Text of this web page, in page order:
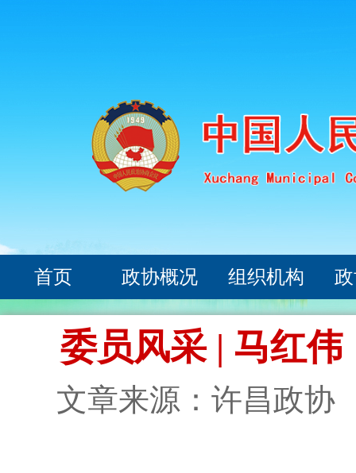
首页 政协概况 组织机构
委员风采 | 马红
文章来源：许昌政